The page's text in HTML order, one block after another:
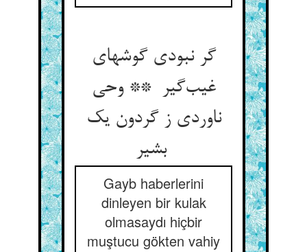
گر نبودی گوشهای
غیب‌گیر ** وحی
ناوردی ز گردون یک
بشیر
Gayb haberlerini
dinleyen bir kulak
olmasaydı hiçbir
muştucu gökten vahiy